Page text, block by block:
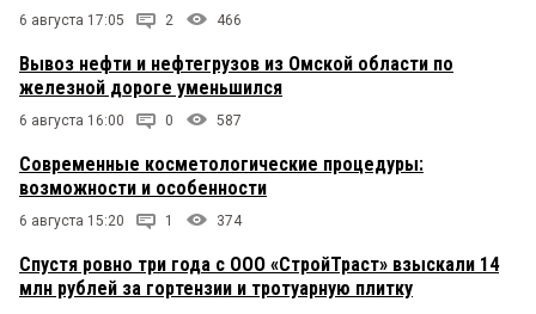
6 августа 17:05 2 466
Вывоз нефти и нефтегрузов из Омской области по
железной дороге уменьшился
6 августа 16:00 0 587
Современные косметологические процедуры:
возможности и особенности
6 августа 15:20 1 374
Спустя ровно три года с ООО «СтройТраст» взыскали 14
млн рублей за гортензии и тротуарную плитку